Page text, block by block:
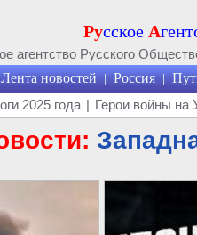
Русское А
агентство Русского
Лента новостей | Россия |
2025 года | Герои войны на